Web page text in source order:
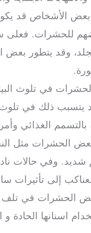
الأشخاص قد
للحشرات. فعلى
وقد يتطور بعض
في تلوث
يتسبب ذلك في تلوث
بالتسمم الغذائي
الحشرات مثل
وفي حالات
إلى تأثيرات
الحشرات في تلف
اسنانها الحادة و